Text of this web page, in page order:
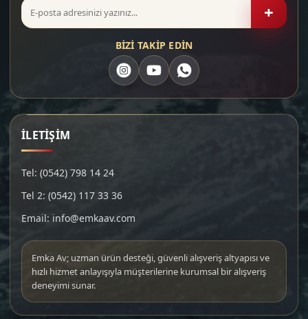
+
BİZİ TAKİP EDİN
İLETİŞİM
Tel: (0542) 798 14 24
Tel 2: (0542) 117 33 36
Email: info@emkaav.com
Emka Av; uzman ürün desteği, güvenli alışveriş altyapısı ve
hızlı hizmet anlayışıyla müşterilerine kurumsal bir alışveriş
deneyimi sunar.